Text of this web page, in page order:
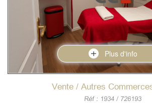
Plus d'info
Vente / Autres
Réf : 1934 / 726193